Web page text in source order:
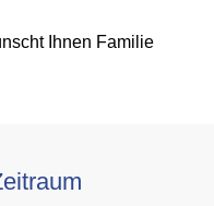
Ihnen Familie